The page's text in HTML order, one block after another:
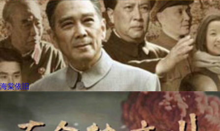
海棠依旧